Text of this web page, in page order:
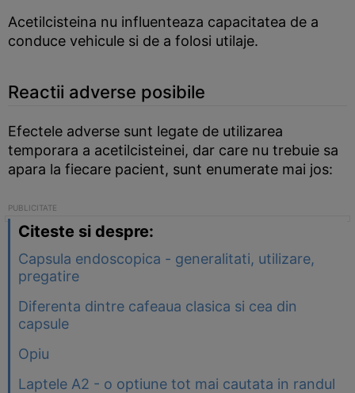
Acetilcisteina nu influenteaza capacitatea de a
conduce vehicule si de a folosi utilaje.
Reactii adverse posibile
Efectele adverse sunt legate de utilizarea
temporara a acetilcisteinei, dar care nu trebuie sa
apara la fiecare pacient, sunt enumerate mai jos:
Citeste si despre:
Capsula endoscopica - generalitati, utilizare,
pregatire
Diferenta dintre cafeaua clasica si cea din
capsule
Opiu
Laptele A2 - o optiune tot mai cautata in randul